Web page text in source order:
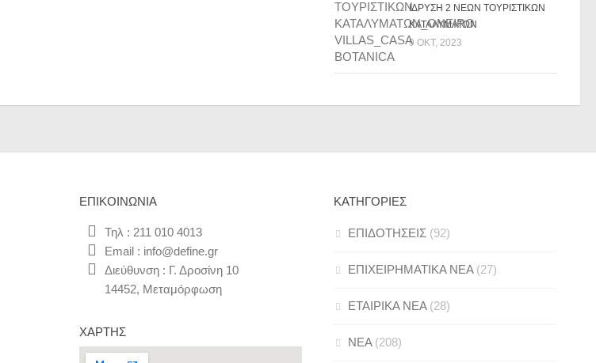
ΙΔΡΥΣΗ 2 ΝΕΩΝ ΤΟΥΡΙΣΤΙΚΩΝ
ΚΑΤΑΛΥΜΑΤΩΝ
9 ΟΚΤ, 2023
ΕΠΙΚΟΙΝΩΝΊΑ
Τηλ : 211 010 4013
Email : info@define.gr
Διεύθυνση : Γ. Δροσίνη 10
14452, Μεταμόρφωση
ΧΆΡΤΗΣ
ΚΑΤΗΓΟΡΊΕΣ
ΕΠΙΔΟΤΗΣΕΙΣ(92)
ΕΠΙΧΕΙΡΗΜΑΤΙΚΑ ΝΕΑ(27)
ΕΤΑΙΡΙΚΑ ΝΕΑ(28)
ΝΕΑ(208)